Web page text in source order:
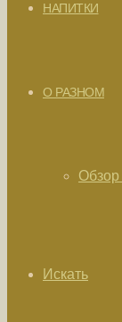
НАПИТКИ
О РАЗНОМ
Обзор
Искать